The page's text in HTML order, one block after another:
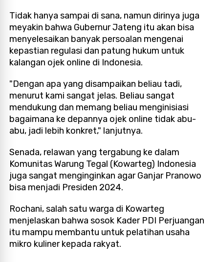
Tidak hanya sampai di sana, namun dirinya juga
meyakin bahwa Gubernur Jateng itu akan bisa
menyelesaikan banyak persoalan mengenai
kepastian regulasi dan patung hukum untuk
kalangan ojek online di Indonesia.
"Dengan apa yang disampaikan beliau tadi,
menurut kami sangat jelas. Beliau sangat
mendukung dan memang beliau menginisiasi
bagaimana ke depannya ojek online tidak abu-
abu, jadi lebih konkret," lanjutnya.
Senada, relawan yang tergabung ke dalam
Komunitas Warung Tegal (Kowarteg) Indonesia
juga sangat menginginkan agar Ganjar Pranowo
bisa menjadi Presiden 2024.
Rochani, salah satu warga di Kowarteg
menjelaskan bahwa sosok Kader PDI Perjuangan
itu mampu membantu untuk pelatihan usaha
mikro kuliner kepada rakyat.